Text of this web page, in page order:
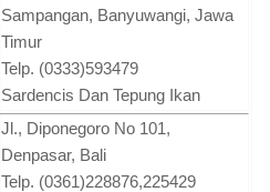
Sampangan, Banyuwangi, Jawa
Timur
Telp. (0333)593479
Sardencis Dan Tepung Ikan
Jl., Diponegoro No 101,
Denpasar, Bali
Telp. (0361)228876,225429